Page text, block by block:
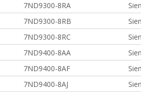
7ND9300-8RA
7ND9300-8RB
7ND9300-8RC
7ND9400-8AA
7ND9400-8AF
7ND9400-8AJ